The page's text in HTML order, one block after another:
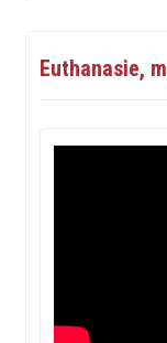
Euthanasie,